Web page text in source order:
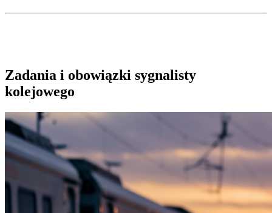
Zadania i obowiązki sygnalisty
kolejowego